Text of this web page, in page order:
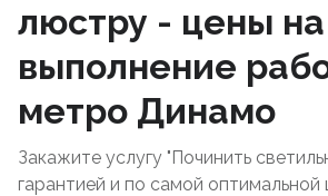
люстру - цены на
выполнение
метро Динамо
Закажите услугу "Починить
гарантией и по самой оптимальной